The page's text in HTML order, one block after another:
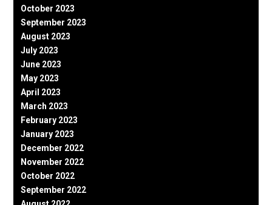
October 2023
September 2023
August 2023
July 2023
June 2023
May 2023
April 2023
March 2023
February 2023
January 2023
December 2022
November 2022
October 2022
September 2022